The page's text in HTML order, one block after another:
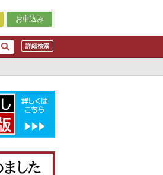
お申込み
詳細検索